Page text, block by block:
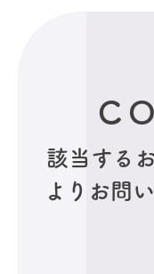
該当する
より お問